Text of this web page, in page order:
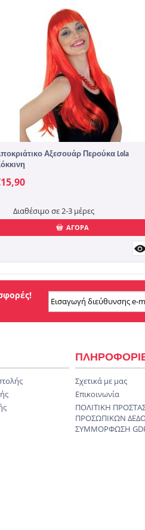
Αξεσουάρ Περούκα Lola
15,90
Διαθέσιμο σε 2-3 μέρες
ΑΓΟΡΑ
Σχετικά με μας
Επικοινωνία
ΠΟΛΙΤΙΚΗ
ΠΡΟΣΩΠΙΚΩΝ
ΣΥΜΜΟΡΦΩΣΗ